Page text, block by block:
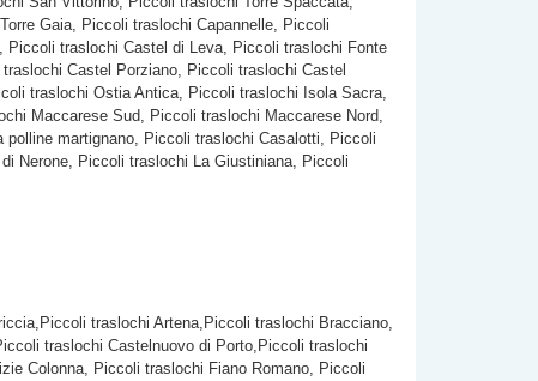
Gaia, Piccoli traslochi Capannelle, Piccoli
traslochi Castel di Leva, Piccoli traslochi Fonte
Castel Porziano, Piccoli traslochi Castel
traslochi Ostia Antica, Piccoli traslochi Isola Sacra,
Maccarese Sud, Piccoli traslochi Maccarese Nord,
martignano, Piccoli traslochi Casalotti, Piccoli
Nerone, Piccoli traslochi La Giustiniana, Piccoli
traslochi Artena,Piccoli traslochi Bracciano,
traslochi Castelnuovo di Porto,Piccoli traslochi
Colonna, Piccoli traslochi Fiano Romano, Piccoli